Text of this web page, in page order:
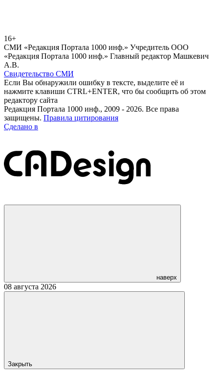
16+
СМИ «Редакция Портала 1000 инф.» Учредитель ООО
«Редакция Портала 1000 инф.» Главный редактор Машкевич
А.В.
Свидетельство СМИ
Если Вы обнаружили ошибку в тексте, выделите её и
нажмите клавиши CTRL+ENTER, что бы сообщить об этом
редактору сайта
Редакция Портала 1000 инф., 2009 - 2026. Все права
защищены. Правила цитирования
Сделано в
наверх
08 августа 2026
Закрыть